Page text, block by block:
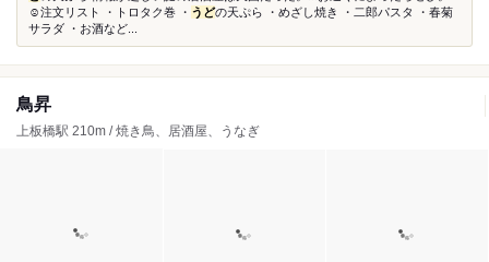
☺︎︎注文リスト ・トロタク巻 ・ うどの天ぷら ・めざし焼き ・二郎パスタ ・春菊
サラダ ・お酒など...
鳥昇
上板橋駅 210m / 焼き鳥、居酒屋、うなぎ